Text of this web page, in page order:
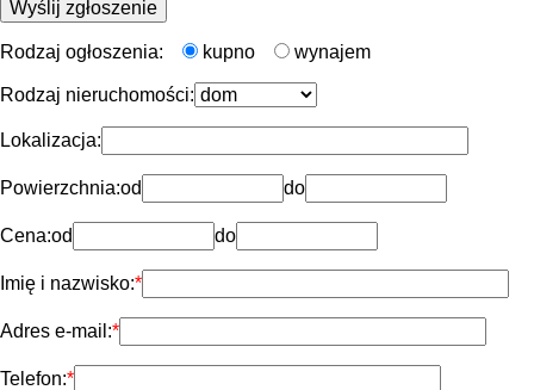
Rodzaj ogłoszenia: kupno wynajem
Rodzaj nieruchomości:
Lokalizacja:
Powierzchnia:od do
Cena:od do
Imię i nazwisko:
Adres e-mail:
Telefon: